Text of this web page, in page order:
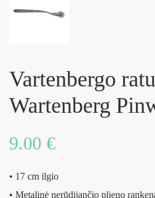
Vartenbergo
Wartenberg
9.00 €
• 17 cm ilgio
• Metalinė nerūdijančio plieno